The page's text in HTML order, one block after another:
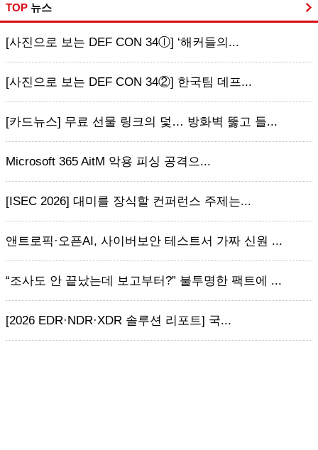
TOP 뉴스
[사진으로 보는 DEF CON 34ⓛ] ‘해커들의...
[사진으로 보는 DEF CON 34②] 한국팀 데프...
[카드뉴스] 무료 선물 링크의 덫… 방화벽 뚫고 들...
Microsoft 365 AitM 악용 피싱 공격으...
[ISEC 2026] 대미를 장식할 컨퍼런스 주제는...
앤트로픽·오픈AI, 사이버보안 테스트서 가짜 신원 ...
“조사도 안 끝났는데 보고부터?” 불투명한 팩트에 ...
[2026 EDR·NDR·XDR 솔루션 리포트] 국...